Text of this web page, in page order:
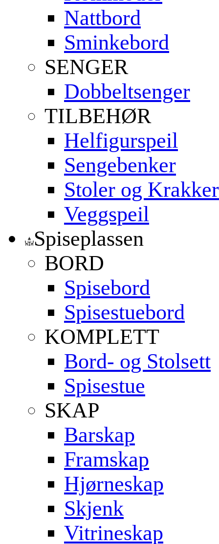
Nattbord
Sminkebord
SENGER
Dobbeltsenger
TILBEHØR
Helfigurspeil
Sengebenker
Stoler og Krakker
Veggspeil
Spiseplassen
BORD
Spisebord
Spisestuebord
KOMPLETT
Bord- og Stolsett
Spisestue
SKAP
Barskap
Framskap
Hjørneskap
Skjenk
Vitrineskap